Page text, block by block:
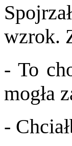
wzrok.
- To
mogła
-